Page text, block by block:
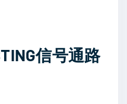
信号通路